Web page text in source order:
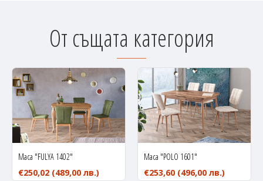
От същата категория
Маса "FULYA 1402"
€250,02 (489,00 лв.)
Маса "POLO 1601"
€253,60 (496,00 лв.)